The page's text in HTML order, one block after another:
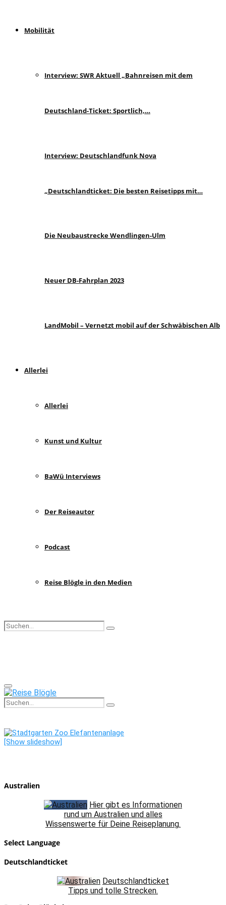
Mobilität
Interview: SWR Aktuell „Bahnreisen mit dem
Deutschland-Ticket: Sportlich,…
Interview: Deutschlandfunk Nova
„Deutschlandticket: Die besten Reisetipps mit…
Die Neubaustrecke Wendlingen-Ulm
Neuer DB-Fahrplan 2023
LandMobil – Vernetzt mobil auf der Schwäbischen Alb
Allerlei
Allerlei
Kunst und Kultur
BaWü Interviews
Der Reiseautor
Podcast
Reise Blögle in den Medien
Search
Search
Primary
Menu
Search
for:
Search
[Show slideshow]
Australien
Hier gibt es Informationen
rund um Australien und alles
Wissenswerte für Deine Reiseplanung.
Select Language
Deutschlandticket
Deutschlandticket
Tipps und tolle Strecken.